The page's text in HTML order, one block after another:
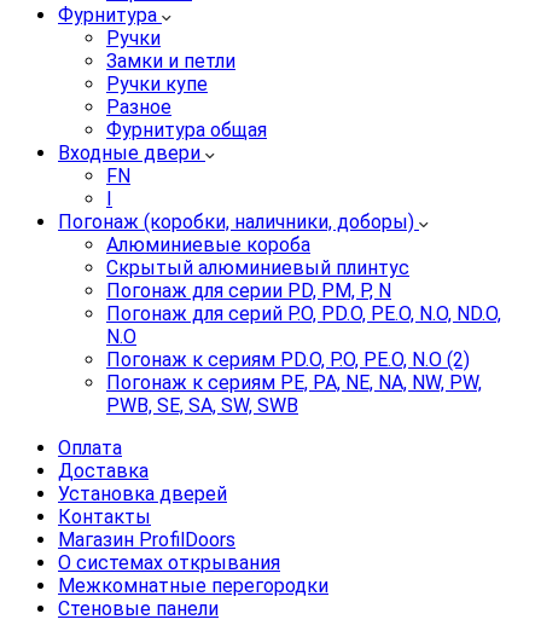
Фурнитура
Ручки
Замки и петли
Ручки купе
Разное
Фурнитура общая
Входные двери
FN
I
Погонаж (коробки, наличники, доборы)
Алюминиевые короба
Скрытый алюминиевый плинтус
Погонаж для серии PD, PM, P, N
Погонаж для серий P.O, PD.O, PE.O, N.O, ND.O,
N.O
Погонаж к сериям PD.O, P.O, PE.O, N.O (2)
Погонаж к сериям PE, PA, NE, NA, NW, PW,
PWB, SE, SA, SW, SWB
Оплата
Доставка
Установка дверей
Контакты
Магазин ProfilDoors
О системах открывания
Межкомнатные перегородки
Стеновые панели